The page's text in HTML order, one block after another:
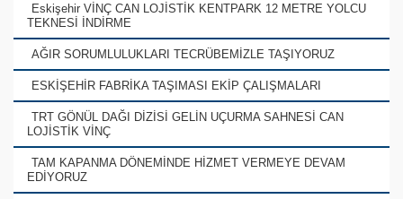
Eskişehir VİNÇ CAN LOJİSTİK KENTPARK 12 METRE YOLCU
TEKNESİ İNDİRME
AĞIR SORUMLULUKLARI TECRÜBEMİZLE TAŞIYORUZ
ESKİŞEHİR FABRİKA TAŞIMASI EKİP ÇALIŞMALARI
TRT GÖNÜL DAĞI DİZİSİ GELİN UÇURMA SAHNESİ CAN
LOJİSTİK VİNÇ
TAM KAPANMA DÖNEMİNDE HİZMET VERMEYE DEVAM
EDİYORUZ